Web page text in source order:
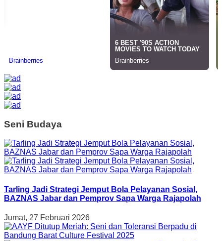
Seni Budaya
Tarling Jadi Strategi Jemput Bola Pelayanan Sosial,
BAZNAS Jabar dan Pemprov Sapa Warga Rajapolah
Jumat, 27 Februari 2026